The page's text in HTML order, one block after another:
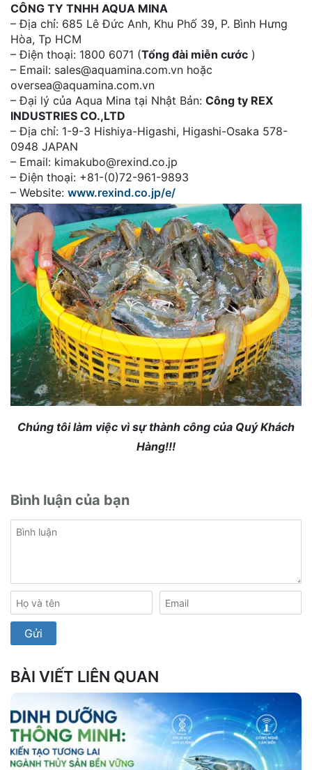
CÔNG TY TNHH AQUA MINA
– Địa chỉ: 685 Lê Đức Anh, Khu Phố 39, P. Bình Hưng
Hòa, Tp HCM
– Điện thoại: 1800 6071 (Tổng đài miễn cước )
– Email: sales@aquamina.com.vn hoặc
oversea@aquamina.com.vn
– Đại lý của Aqua Mina tại Nhật Bản: Công ty REX
INDUSTRIES CO.,LTD
– Địa chỉ: 1-9-3 Hishiya-Higashi, Higashi-Osaka 578-
0948 JAPAN
– Email: kimakubo@rexind.co.jp
– Điện thoại: +81-(0)72-961-9893
– Website: www.rexind.co.jp/e/
Chúng tôi làm việc vì sự thành công của Quý Khách
Hàng!!!
Bình luận của bạn
BÀI VIẾT LIÊN QUAN